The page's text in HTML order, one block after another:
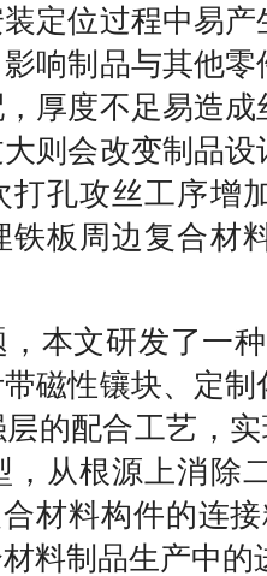
定位过程中易
响制品与其他
厚度不足易造
则会改变制品
打孔攻丝工序增
铁板周边复合材
本文研发了一
磁性镶块、定
的配合工艺，
，从根源上消除
材料构件的连
料制品生产中的